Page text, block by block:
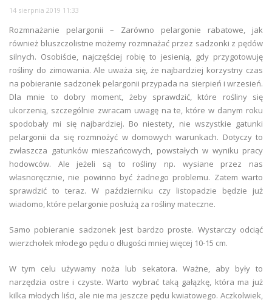
14 sierpnia 2019 11:33
Rozmnażanie pelargonii – Zarówno pelargonie rabatowe, jak
również bluszczolistne możemy rozmnażać przez sadzonki z pędów
silnych. Osobiście, najczęściej robię to jesienią, gdy przygotowuję
rośliny do zimowania. Ale uważa się, że najbardziej korzystny czas
na pobieranie sadzonek pelargonii przypada na sierpień i wrzesień.
Dla mnie to dobry moment, żeby sprawdzić, które rośliny się
ukorzenią, szczególnie zwracam uwagę na te, które w danym roku
spodobały mi się najbardziej. Bo niestety, nie wszystkie gatunki
pelargonii da się rozmnożyć w domowych warunkach. Dotyczy to
zwłaszcza gatunków mieszańcowych, powstałych w wyniku pracy
hodowców. Ale jeżeli są to rośliny np. wysiane przez nas
własnoręcznie, nie powinno być żadnego problemu. Zatem warto
sprawdzić to teraz. W październiku czy listopadzie będzie już
wiadomo, które pelargonie posłużą za rośliny mateczne.
Samo pobieranie sadzonek jest bardzo proste. Wystarczy odciąć
wierzchołek młodego pędu o długości mniej więcej 10-15 cm.
W tym celu używamy noża lub sekatora. Ważne, aby były to
narzędzia ostre i czyste. Warto wybrać taką gałązkę, która ma już
kilka młodych liści, ale nie ma jeszcze pędu kwiatowego. Aczkolwiek,